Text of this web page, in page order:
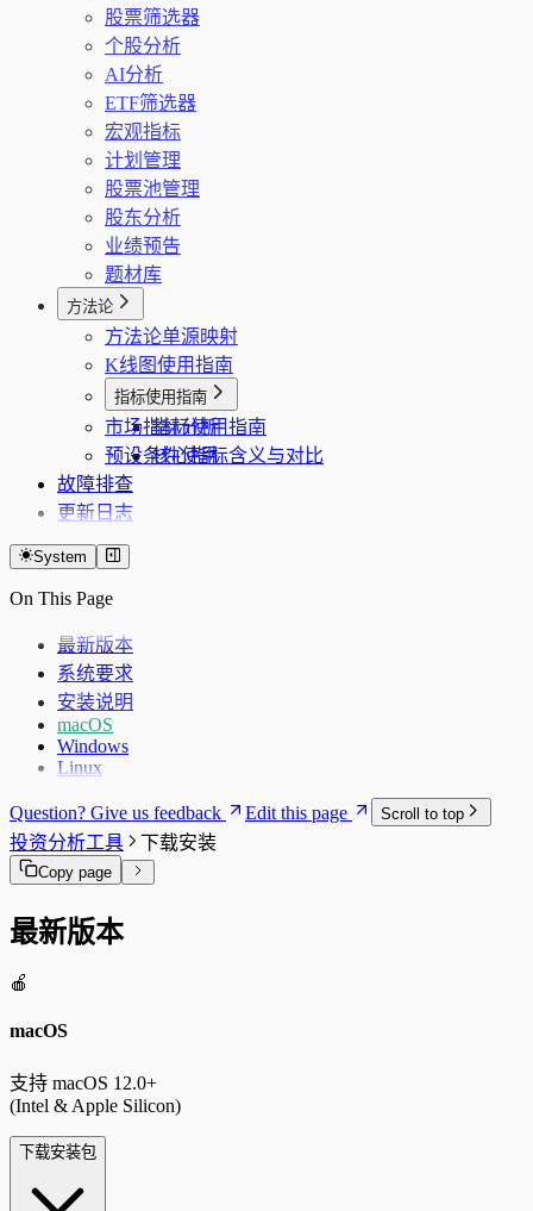
股票筛选器
个股分析
AI分析
ETF筛选器
宏观指标
计划管理
股票池管理
股东分析
业绩预告
题材库
方法论
方法论单源映射
K线图使用指南
指标使用指南
指标使用指南
核心指标含义与对比
市场指标分析
预设条件使用
故障排查
更新日志
System
On This Page
最新版本
系统要求
安装说明
macOS
Windows
Linux
Question? Give us feedback Edit this page Scroll to top
投资分析工具 下载安装
Copy page
最新版本
🍎
macOS
支持 macOS 12.0+
(Intel & Apple Silicon)
下载安装包